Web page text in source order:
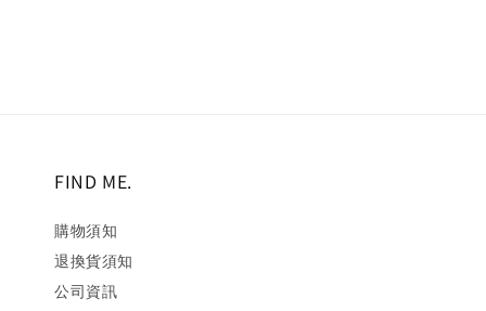
FIND ME.
購物須知
退換貨須知
公司資訊